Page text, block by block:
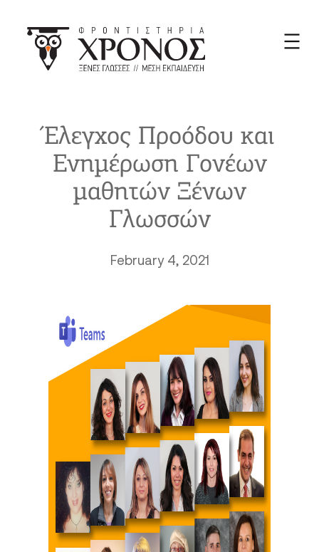
content
Έλεγχος Προόδου και
Ενημέρωση Γονέων
μαθητών Ξένων
Γλωσσών
February 4, 2021